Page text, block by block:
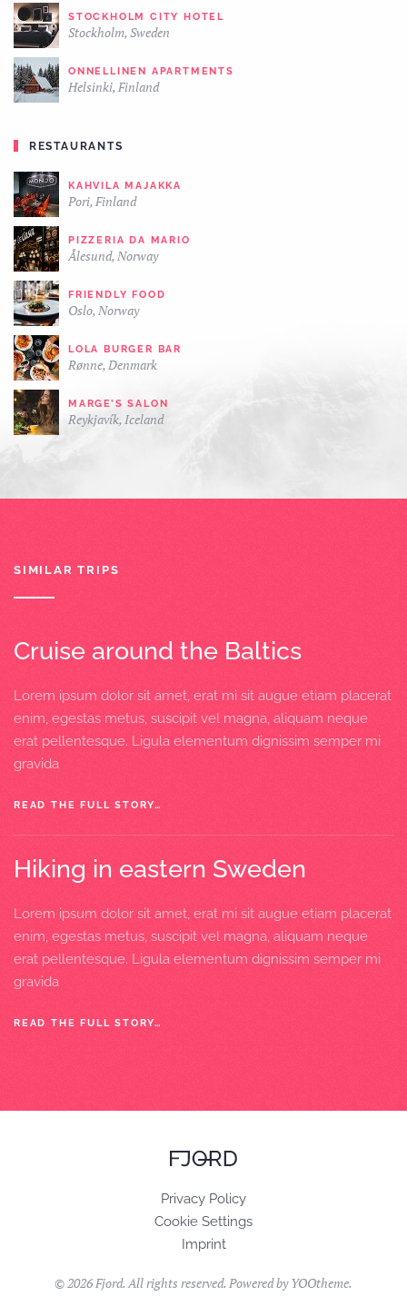
STOCKHOLM CITY HOTEL
Stockholm, Sweden
ONNELLINEN APARTMENTS
Helsinki, Finland
RESTAURANTS
KAHVILA MAJAKKA
Pori, Finland
PIZZERIA DA MARIO
Ålesund, Norway
FRIENDLY FOOD
Oslo, Norway
LOLA BURGER BAR
Rønne, Denmark
MARGE’S SALON
Reykjavík, Iceland
SIMILAR TRIPS
Cruise around the Baltics
Lorem ipsum dolor sit amet, erat mi sit augue etiam placerat
enim, egestas metus, suscipit vel magna, aliquam neque
erat pellentesque. Ligula elementum dignissim semper mi
gravida
READ THE FULL STORY…
Hiking in eastern Sweden
Lorem ipsum dolor sit amet, erat mi sit augue etiam placerat
enim, egestas metus, suscipit vel magna, aliquam neque
erat pellentesque. Ligula elementum dignissim semper mi
gravida
READ THE FULL STORY…
Privacy Policy
Cookie Settings
Imprint
© 2026Fjord. All rights reserved. Powered byYOOtheme.